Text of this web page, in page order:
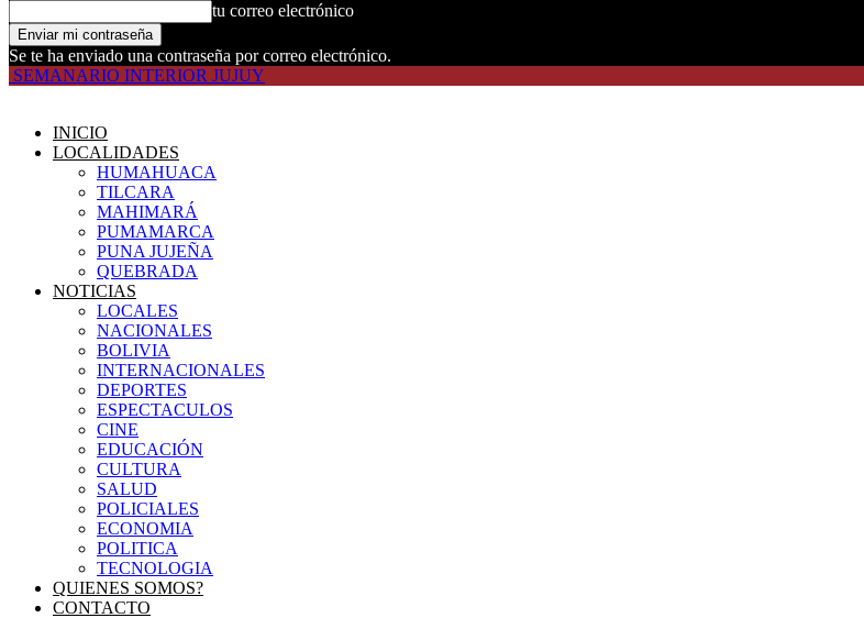
tu correo electrónico
Se te ha enviado una contraseña por correo electrónico.
SEMANARIO INTERIOR JUJUY
INICIO
LOCALIDADES
HUMAHUACA
TILCARA
MAHIMARÁ
PUMAMARCA
PUNA JUJEÑA
QUEBRADA
NOTICIAS
LOCALES
NACIONALES
BOLIVIA
INTERNACIONALES
DEPORTES
ESPECTACULOS
CINE
EDUCACIÓN
CULTURA
SALUD
POLICIALES
ECONOMIA
POLITICA
TECNOLOGIA
QUIENES SOMOS?
CONTACTO